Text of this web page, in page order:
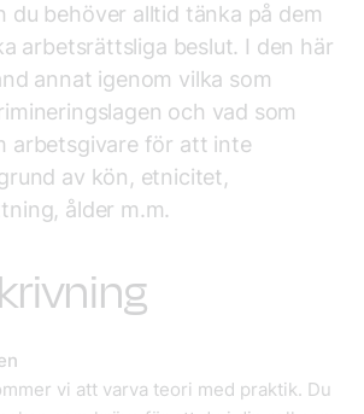
du behöver alltid tänka på dem
arbetsrättsliga beslut. I den här
annat igenom vilka som
och vad som
arbetsgivare för att inte
av kön, etnicitet,
ålder m.m.
vi att varva teori med praktik. Du